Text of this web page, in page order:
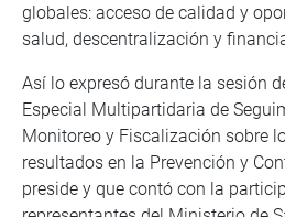
globales: acceso de calidad y
salud, descentralización y
Así lo expresó durante la sesión
Especial Multipartidaria de
Monitoreo y Fiscalización sobre
resultados en la Prevención y
preside y que contó con la